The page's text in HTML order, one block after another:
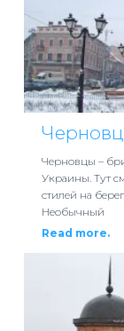
Черновцы –
Украины. Тут
стилей на
Необычный
Read more.